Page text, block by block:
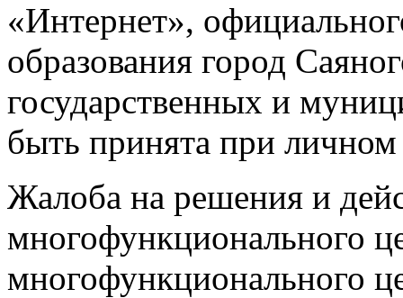
«Интернет»,
образования город
государственных и
быть принята при личном
Жалоба на решения и
многофункционального
многофункционального